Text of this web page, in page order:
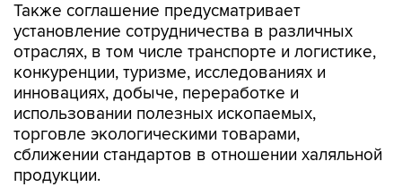
Также соглашение предусматривает
установление сотрудничества в различных
отраслях, в том числе транспорте и логистике,
конкуренции, туризме, исследованиях и
инновациях, добыче, переработке и
использовании полезных ископаемых,
торговле экологическими товарами,
сближении стандартов в отношении халяльной
продукции.